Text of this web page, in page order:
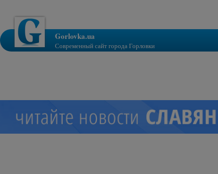
Gorlovka.ua
Современный сайт города Горловки